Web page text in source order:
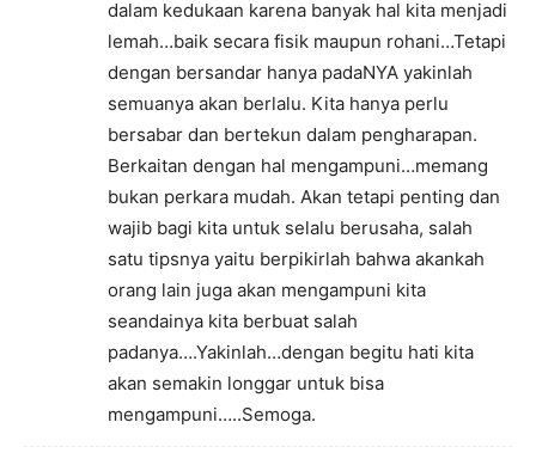
dalam kedukaan karena banyak hal kita menjadi
lemah…baik secara fisik maupun rohani…Tetapi
dengan bersandar hanya padaNYA yakinlah
semuanya akan berlalu. Kita hanya perlu
bersabar dan bertekun dalam pengharapan.
Berkaitan dengan hal mengampuni…memang
bukan perkara mudah. Akan tetapi penting dan
wajib bagi kita untuk selalu berusaha, salah
satu tipsnya yaitu berpikirlah bahwa akankah
orang lain juga akan mengampuni kita
seandainya kita berbuat salah
padanya….Yakinlah…dengan begitu hati kita
akan semakin longgar untuk bisa
mengampuni…..Semoga.